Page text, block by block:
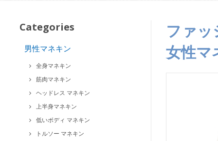
Categories
男性マネキン
全身マネキン
筋肉マネキン
ヘッドレス マネキン
上半身マネキン
低いボディ マネキン
トルソー マネキン
ファッション ショップ ウィンドウ表示光沢のある
女性マ